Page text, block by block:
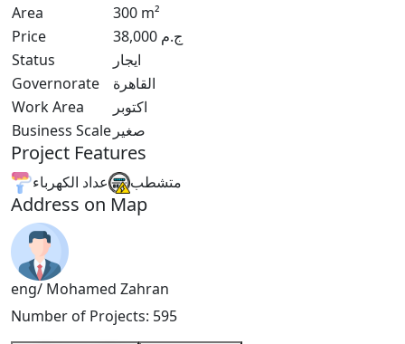
Area
300 m²
Price
38,000 ج.م
Status
ايجار
Governorate
القاهرة
Work Area
اكتوبر
Business Scale صغير
Project Features
متشطب عداد الكهرباء
Address on Map
eng/ Mohamed Zahran
Number of Projects: 595